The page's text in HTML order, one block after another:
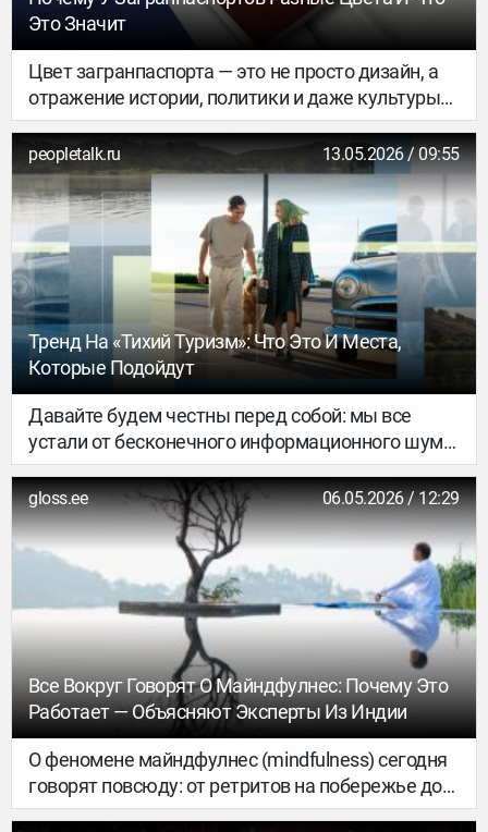
притяжения стоит добавить в маршрут —
особенно если вы планируете поездку в Дубай в
ближайшие месяцы.
Это Значит
Цвет загранпаспорта — это не просто дизайн, а
отражение истории, политики и даже культуры
страны.
peopletalk.ru 13.05.2026 / 09:55
Тренд На «тихий Туризм»: Что Это И Места,
Которые Подойдут
Давайте будем честны перед собой: мы все
устали от бесконечного информационного шума,
в частности, негативных новостей, и вечной
беготни по мегаполису в решении срочных, как
нам кажется, дел. Пора остановиться! К тому же
психологи заявляют, что 2026 год станет
временем коллективного состояния усталости,
хронического стресса и эмоционального
выгорания, которое усилит чувство изоляции.
Предлагаем не уходить в себя и не запираться в
квартире, а совместить приятное с полезным –
отдохнуть и наполниться яркими
впечатлениями. Это поможет сделать
путешествие, но не то, которое мы
представляем в традиционном смысле, а
спокойное, наедине с собой или близкими, без
gloss.ee 06.05.2026 / 12:29
Все Вокруг Говорят О Майндфулнес: Почему Это
Работает — Объясняют Эксперты Из Индии
О феномене майндфулнес (mindfulness) сегодня
говорят повсюду: от ретритов на побережье до
бизнес-форумов. Но что за этой гранью